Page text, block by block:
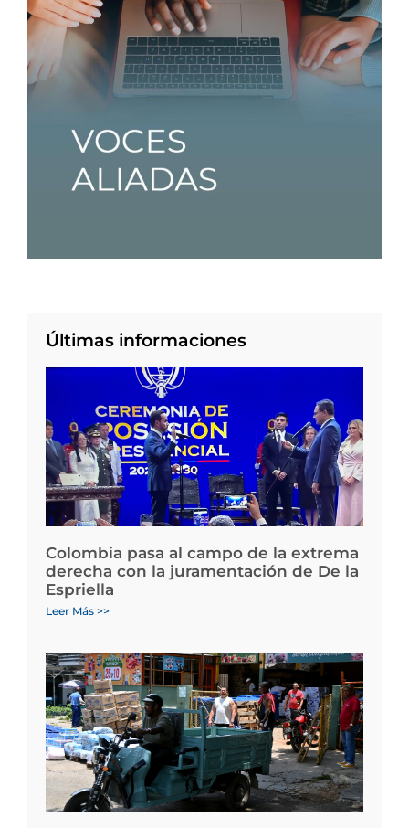
Últimas informaciones
Colombia pasa al campo de la extrema
derecha con la juramentación de De la
Espriella
Leer Más >>